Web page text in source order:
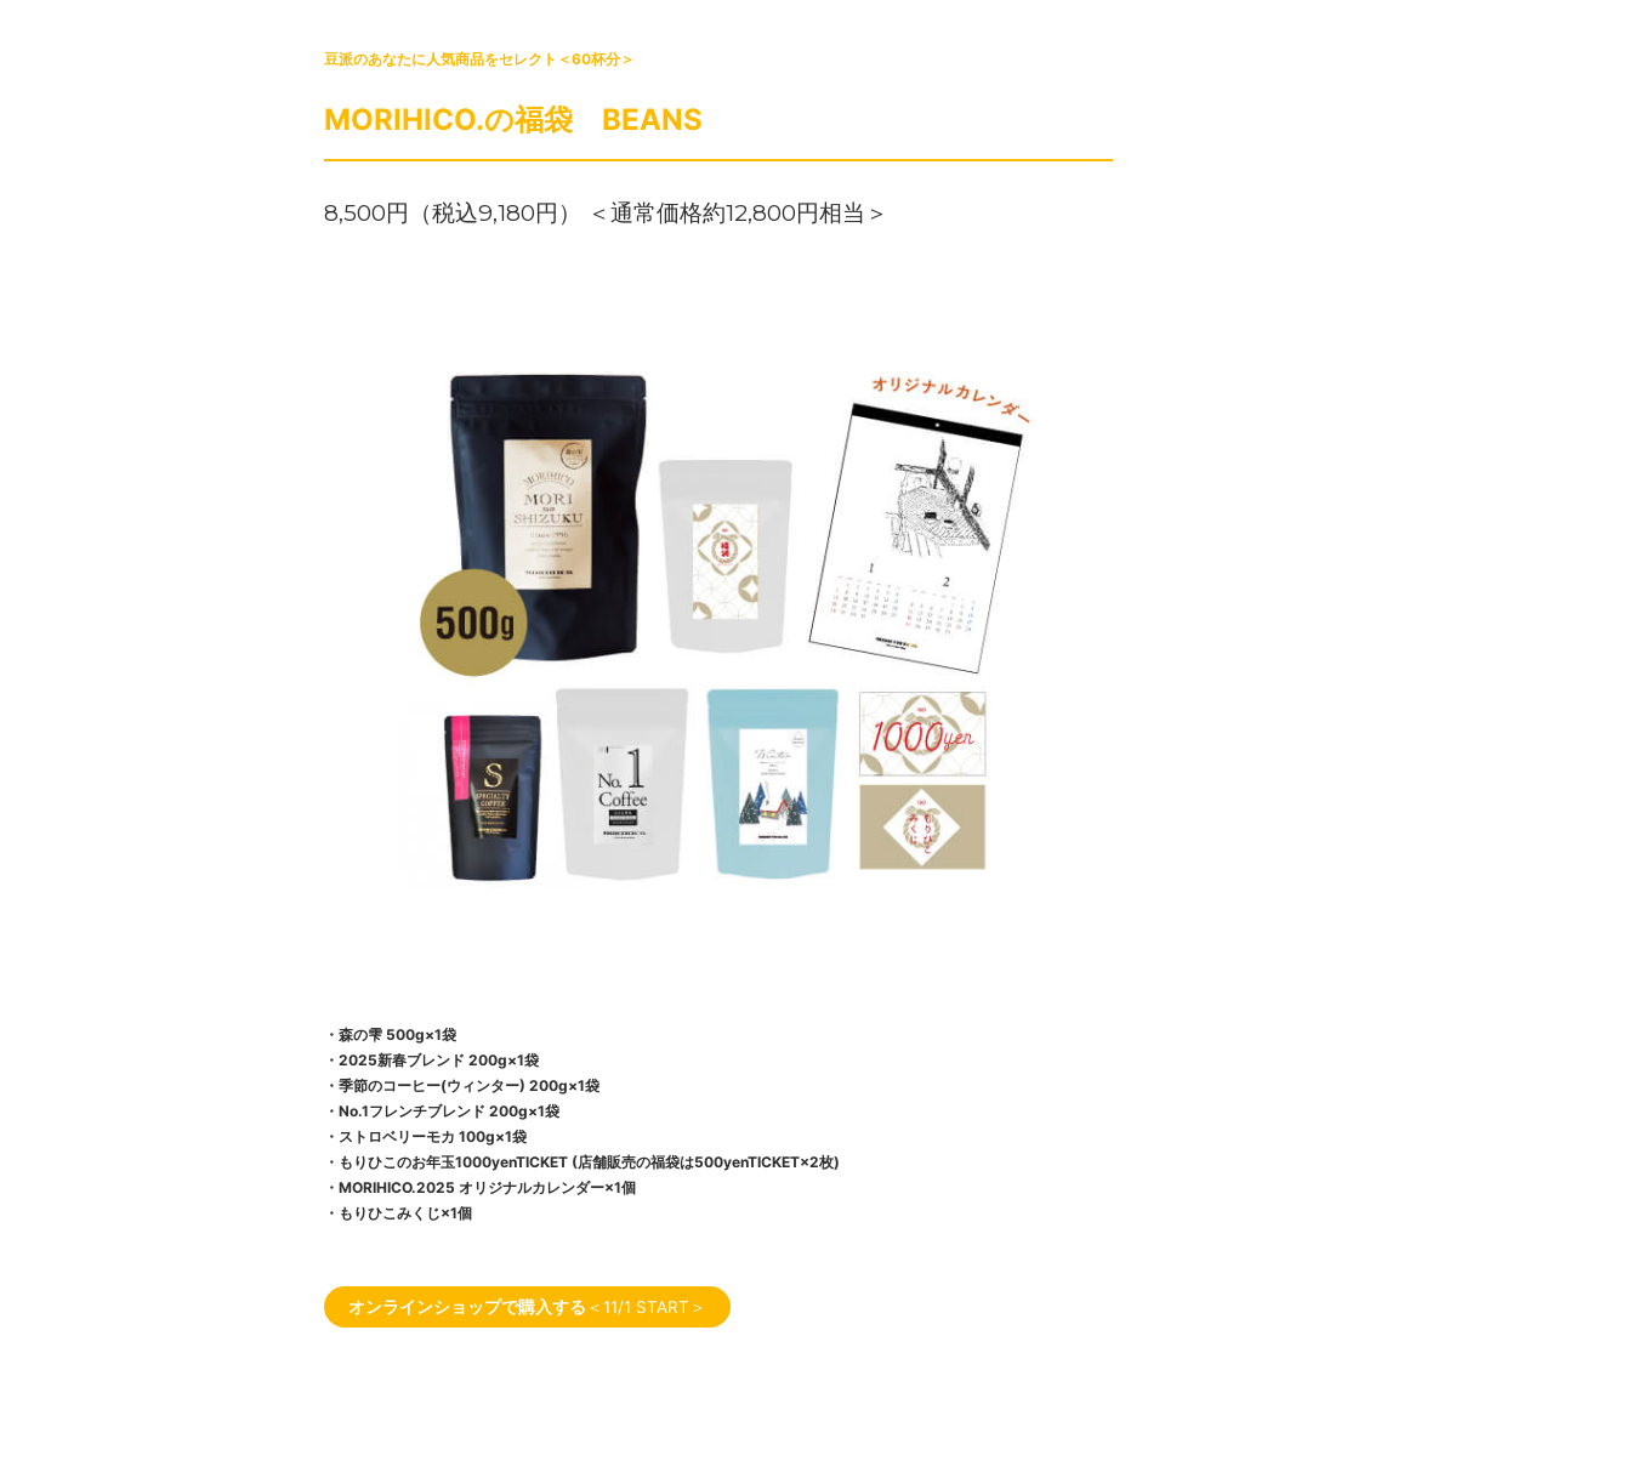
豆派のあなたに人気商品をセレクト＜60杯分＞
MORIHICO.の福袋 BEANS
8,500円（税込9,180円） ＜通常価格約12,800円相当＞
・森の雫 500g×1袋
・2025新春ブレンド 200g×1袋
・季節のコーヒー(ウィンター) 200g×1袋
・No.1フレンチブレンド 200g×1袋
・ストロベリーモカ 100g×1袋
・もりひこのお年玉1000yenTICKET (店舗販売の福袋は500yenTICKET×2枚)
・MORIHICO.2025 オリジナルカレンダー×1個
・もりひこみくじ×1個
オンラインショップで購入する ＜11/1 START＞